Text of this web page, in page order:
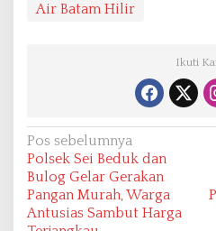
Air Batam Hilir
Ikuti
N
a
v
i
Pos sebelumnya
Polsek Sei Beduk dan
Bulog Gelar Gerakan
Pangan Murah, Warga
Antusias Sambut Harga